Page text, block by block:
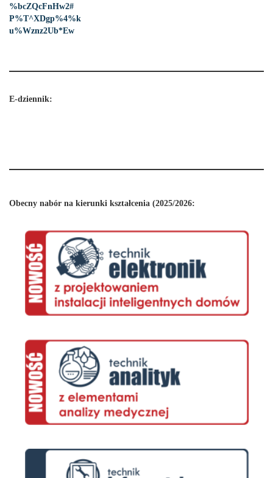
%bcZQcFnHw2#
P%T^XDgp%4%k
u%Wznz2Ub*Ew
E-dziennik:
Obecny nabór na kierunki kształcenia (2025/2026: